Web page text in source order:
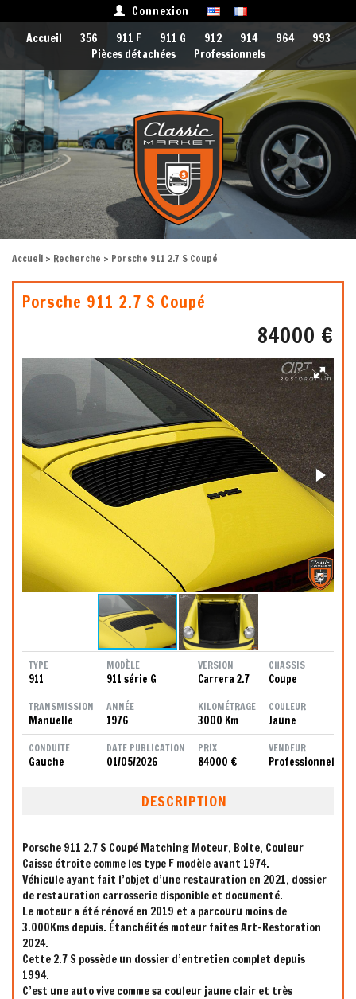
Connexion
Accueil
356 911 F 911 G 912 914 964
993
Pièces détachées
Professionnels
Accueil > Recherche > Porsche 911 2.7 S Coupé
Porsche 911 2.7 S Coupé
84000 €
TYPE
911
MODÈLE
911 série G
VERSION
Carrera 2.7
CHASSIS
Coupe
TRANSMISSION
Manuelle
ANNÉE
1976
KILOMÉTRAGE
3000 Km
COULEUR
Jaune
CONDUITE
Gauche
DATE PUBLICATION
01/05/2026
PRIX
84000 €
VENDEUR
Professionnel
DESCRIPTION
Porsche 911 2.7 S Coupé Matching Moteur, Boite, Couleur
Caisse étroite comme les type F modèle avant 1974.
Véhicule ayant fait l’objet d’une restauration en 2021, dossier
de restauration carrosserie disponible et documenté.
Le moteur a été rénové en 2019 et a parcouru moins de
3.000Kms depuis. Étanchéités moteur faites Art-Restoration
2024.
Cette 2.7 S possède un dossier d’entretien complet depuis
1994.
C’est une auto vive comme sa couleur jaune clair et très